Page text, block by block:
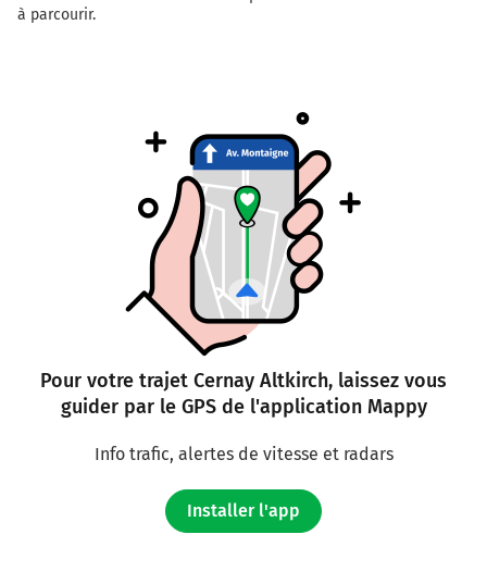
à parcourir.
Pour votre trajet Cernay Altkirch, laissez vous
guider par le GPS de l'application Mappy
Info trafic, alertes de vitesse et radars
Installer l'app